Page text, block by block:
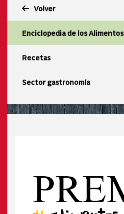
Volver
Enciclopedia de los Alimentos
Recetas
Sector gastronomía